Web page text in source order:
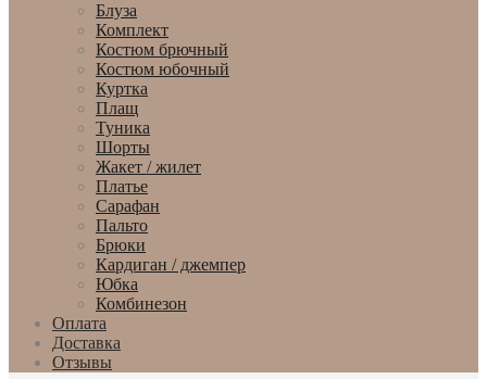
Блуза
Комплект
Костюм брючный
Костюм юбочный
Куртка
Плащ
Туника
Шорты
Жакет / жилет
Платье
Сарафан
Пальто
Брюки
Кардиган / джемпер
Юбка
Комбинезон
Оплата
Доставка
Отзывы